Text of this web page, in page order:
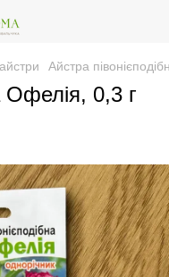
Айстра
Офелія, 0,3 г